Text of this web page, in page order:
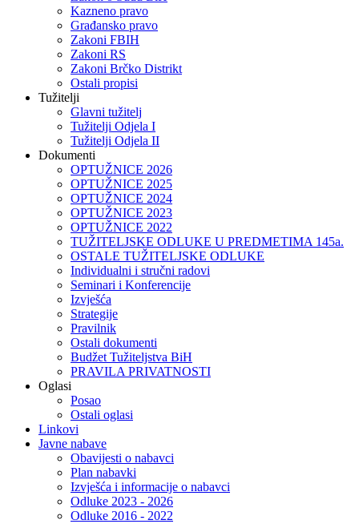
Kazneno pravo
Građansko pravo
Zakoni FBIH
Zakoni RS
Zakoni Brčko Distrikt
Ostali propisi
Tužitelji
Glavni tužitelj
Tužitelji Odjela I
Tužitelji Odjela II
Dokumenti
OPTUŽNICE 2026
OPTUŽNICE 2025
OPTUŽNICE 2024
OPTUŽNICE 2023
OPTUŽNICE 2022
TUŽITELJSKE ODLUKE U PREDMETIMA 145a.
OSTALE TUŽITELJSKE ODLUKE
Individualni i stručni radovi
Seminari i Konferencije
Izvješća
Strategije
Pravilnik
Ostali dokumenti
Budžet Tužiteljstva BiH
PRAVILA PRIVATNOSTI
Oglasi
Posao
Ostali oglasi
Linkovi
Javne nabave
Obavijesti o nabavci
Plan nabavki
Izvješća i informacije o nabavci
Odluke 2023 - 2026
Odluke 2016 - 2022